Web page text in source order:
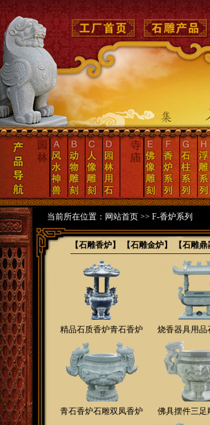
当前所在位置： 网站首页>> F-香炉系列
【石雕香炉】 【石雕金炉】 【石雕鼎
精品石质香炉青石香炉 烧香器具用品
青石香炉石雕双凤香炉 佛具摆件三足